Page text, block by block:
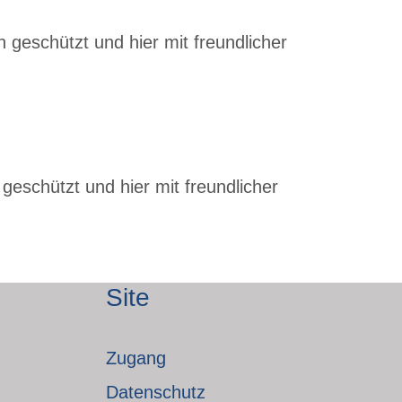
geschützt und hier mit freundlicher
und hier mit freundlicher
Site
Zugang
Datenschutz